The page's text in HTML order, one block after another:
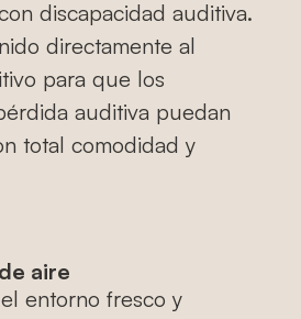
discapacidad auditiva.
directamente al
para que los
auditiva puedan
total comodidad y
aire
entorno fresco y